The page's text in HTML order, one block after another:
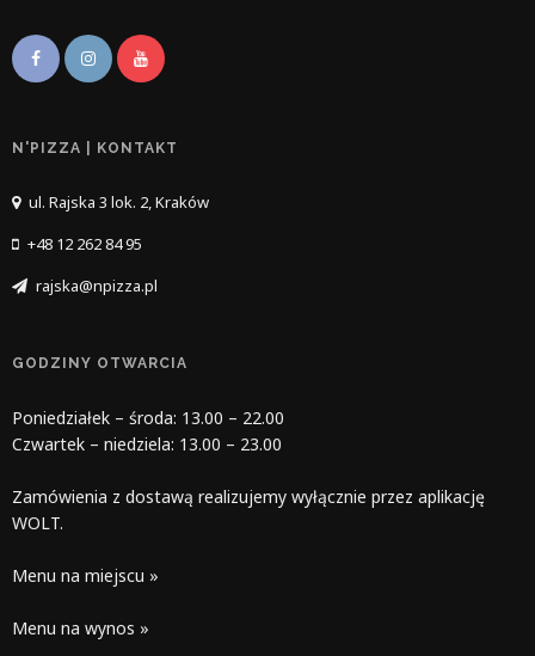
N'PIZZA | KONTAKT
ul. Rajska 3 lok. 2, Kraków
+48 12 262 84 95
rajska@npizza.pl
GODZINY OTWARCIA
Poniedziałek – środa: 13.00 – 22.00
Czwartek – niedziela: 13.00 – 23.00
Zamówienia z dostawą realizujemy wyłącznie przez aplikację
WOLT.
Menu na miejscu »
Menu na wynos »